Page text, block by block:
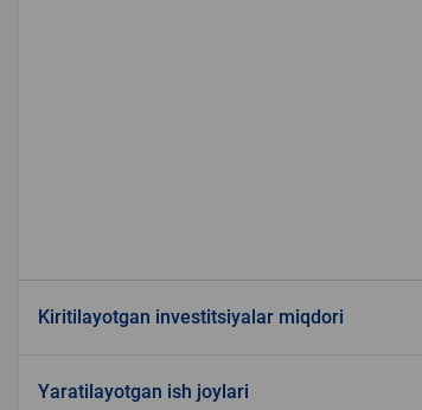
Kiritilayotgan investitsiyalar miqdori
Yaratilayotgan ish joylari